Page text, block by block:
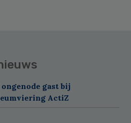
ongenode gast bij
ActiZ